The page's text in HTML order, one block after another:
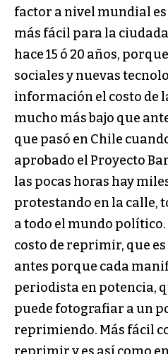
factor a nivel mundial
más fácil para la
hace 15 ó 20 años,
sociales y nuevas
información el costo de
mucho más bajo que
que pasó en Chile
aprobado el Proyecto
las pocas horas hay
protestando en la calle,
a todo el mundo
costo de reprimir, que
antes porque cada
periodista en potencia,
puede fotografiar a un
reprimiendo. Más fácil